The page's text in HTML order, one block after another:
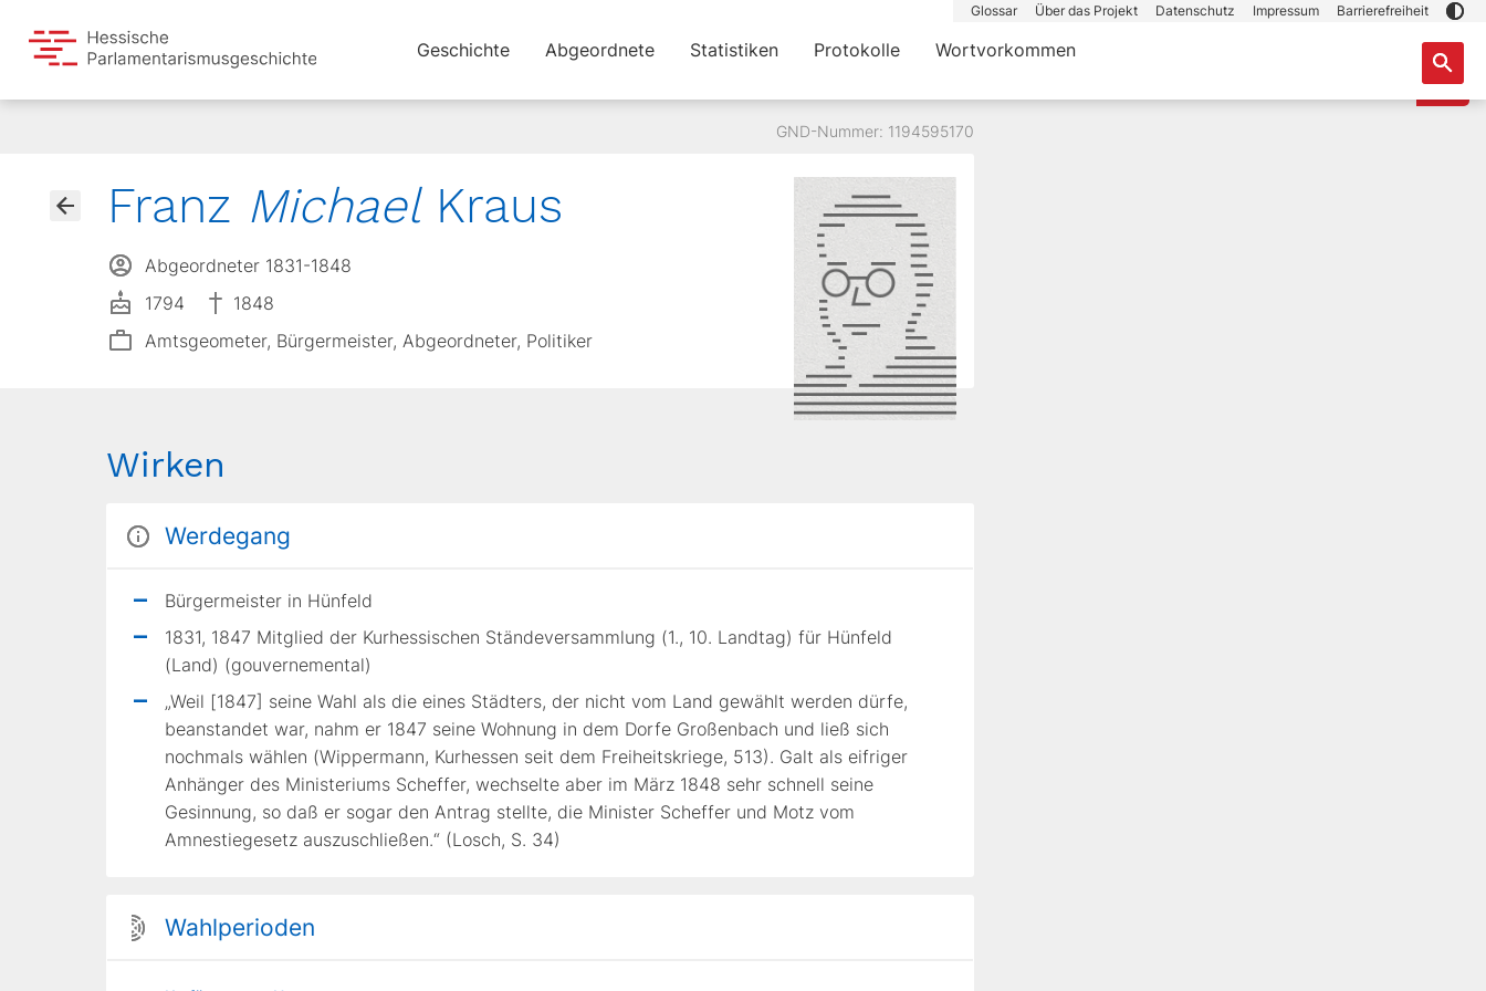
Glossar Über das Projekt Datenschutz Impressum Barrierefreiheit
Geschichte Abgeordnete Statistiken Protokolle Wortvorkommen
GND-Nummer: 1194595170
Franz MichaelKraus
Abgeordneter 1831-1848
1794
1848
Amtsgeometer, Bürgermeister, Abgeordneter, Politiker
Wirken
Werdegang
Bürgermeister in Hünfeld
1831, 1847 Mitglied der Kurhessischen Ständeversammlung (1., 10. Landtag) für Hünfeld
(Land) (gouvernemental)
„Weil [1847] seine Wahl als die eines Städters, der nicht vom Land gewählt werden dürfe,
beanstandet war, nahm er 1847 seine Wohnung in dem Dorfe Großenbach und ließ sich
nochmals wählen (Wippermann, Kurhessen seit dem Freiheitskriege, 513). Galt als eifriger
Anhänger des Ministeriums Scheffer, wechselte aber im März 1848 sehr schnell seine
Gesinnung, so daß er sogar den Antrag stellte, die Minister Scheffer und Motz vom
Amnestiegesetz auszuschließen.“ (Losch, S. 34)
Wahlperioden